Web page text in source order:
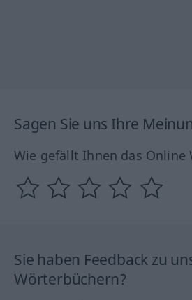
Sagen Sie uns Ihre
Wie gefällt Ihnen das Online
Sie haben Feedback zu
Wörterbüchern?